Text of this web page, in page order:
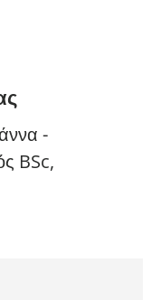
-
BSc,